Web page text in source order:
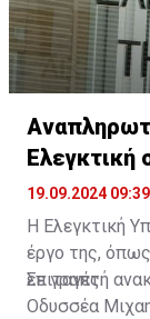
Ελεγκτική
19.09.2024 09:39
Η Ελεγκτική
έργο της,
επιταγές.
Σε γραπτή
Οδυσσέα